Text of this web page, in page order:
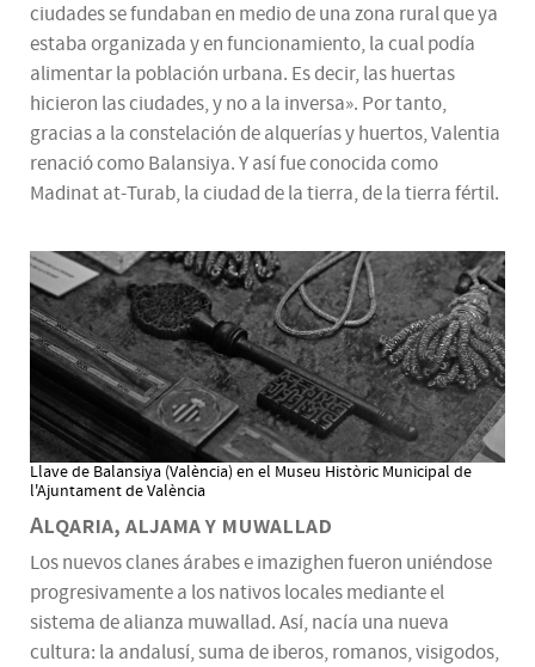
ciudades se fundaban en medio de una zona rural que ya
estaba organizada y en funcionamiento, la cual podía
alimentar la población urbana. Es decir, las huertas
hicieron las ciudades, y no a la inversa». Por tanto,
gracias a la constelación de alquerías y huertos, Valentia
renació como Balansiya. Y así fue conocida como
Madinat at-Turab, la ciudad de la tierra, de la tierra fértil.
Llave de Balansiya (València) en el Museu Històric Municipal de
l'Ajuntament de València
Alqaria, aljama y muwallad
Los nuevos clanes árabes e imazighen fueron uniéndose
progresivamente a los nativos locales mediante el
sistema de alianza muwallad. Así, nacía una nueva
cultura: la andalusí, suma de iberos, romanos, visigodos,